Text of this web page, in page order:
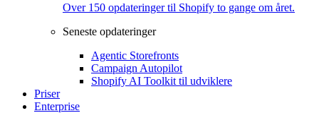
Over 150 opdateringer til Shopify to gange om året.
Seneste opdateringer
Agentic Storefronts
Campaign Autopilot
Shopify AI Toolkit til udviklere
Priser
Enterprise